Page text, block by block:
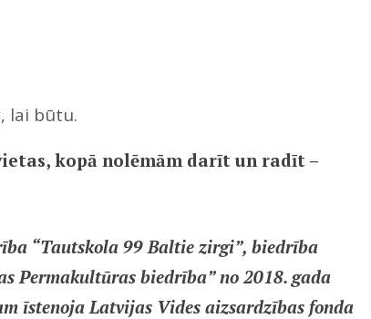
lai būtu.
kopā nolēmām darīt un radīt –
“Tautskola 99 Baltie zirgi”, biedrība
Permakultūras biedrība” no 2018. gada
īstenoja Latvijas Vides aizsardzības fonda